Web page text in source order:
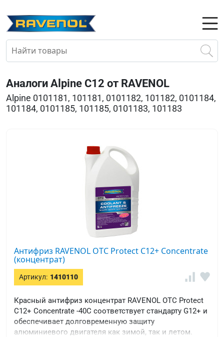
Аналоги Alpine C12 от RAVENOL
Alpine 0101181, 101181, 0101182, 101182, 0101184,
101184, 0101185, 101185, 0101183, 101183
Антифриз RAVENOL OTC Protect C12+ Concentrate
(концентрат)
Артикул: 1410110
Красный антифриз концентрат RAVENOL OTC Protect
C12+ Concentrate -40C соответствует стандарту G12+ и
обеспечивает долговременную защиту
алюминиевого двигателя как зимой, так и летом.